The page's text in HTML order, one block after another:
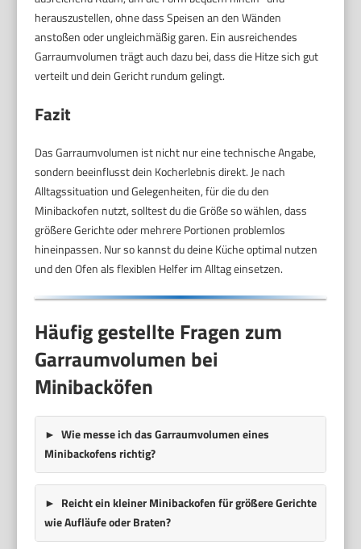
herauszustellen, ohne dass Speisen an den Wänden
anstoßen oder ungleichmäßig garen. Ein ausreichendes
Garraumvolumen trägt auch dazu bei, dass die Hitze sich gut
verteilt und dein Gericht rundum gelingt.
Fazit
Das Garraumvolumen ist nicht nur eine technische Angabe,
sondern beeinflusst dein Kocherlebnis direkt. Je nach
Alltagssituation und Gelegenheiten, für die du den
Minibackofen nutzt, solltest du die Größe so wählen, dass
größere Gerichte oder mehrere Portionen problemlos
hineinpassen. Nur so kannst du deine Küche optimal nutzen
und den Ofen als flexiblen Helfer im Alltag einsetzen.
Häufig gestellte Fragen zum
Garraumvolumen bei
Minibacköfen
Wie messe ich das Garraumvolumen eines
Minibackofens richtig?
Reicht ein kleiner Minibackofen für größere Gerichte
wie Aufläufe oder Braten?